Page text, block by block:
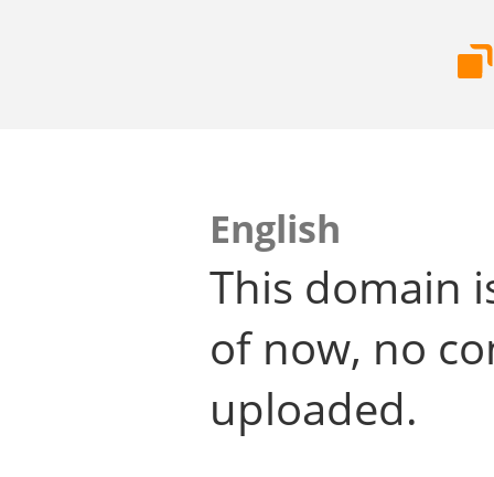
English
This domain
of now, no
uploaded.